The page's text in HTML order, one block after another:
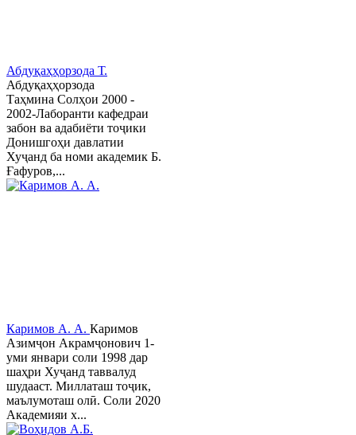
Абдуқаҳҳорзода Т.
Абдуқаҳҳорзода
Таҳмина Солҳои 2000 -
2002-Лаборанти кафедраи
забон ва адабиёти тоҷики
Донишгоҳи давлатии
Хуҷанд ба номи академик Б.
Ғафуров,...
Каримов А. А. Каримов
Азимҷон Акрамҷонович 1-
уми январи соли 1998 дар
шаҳри Хуҷанд таввалуд
шудааст. Миллаташ тоҷик,
маълумоташ олӣ. Соли 2020
Академияи х...